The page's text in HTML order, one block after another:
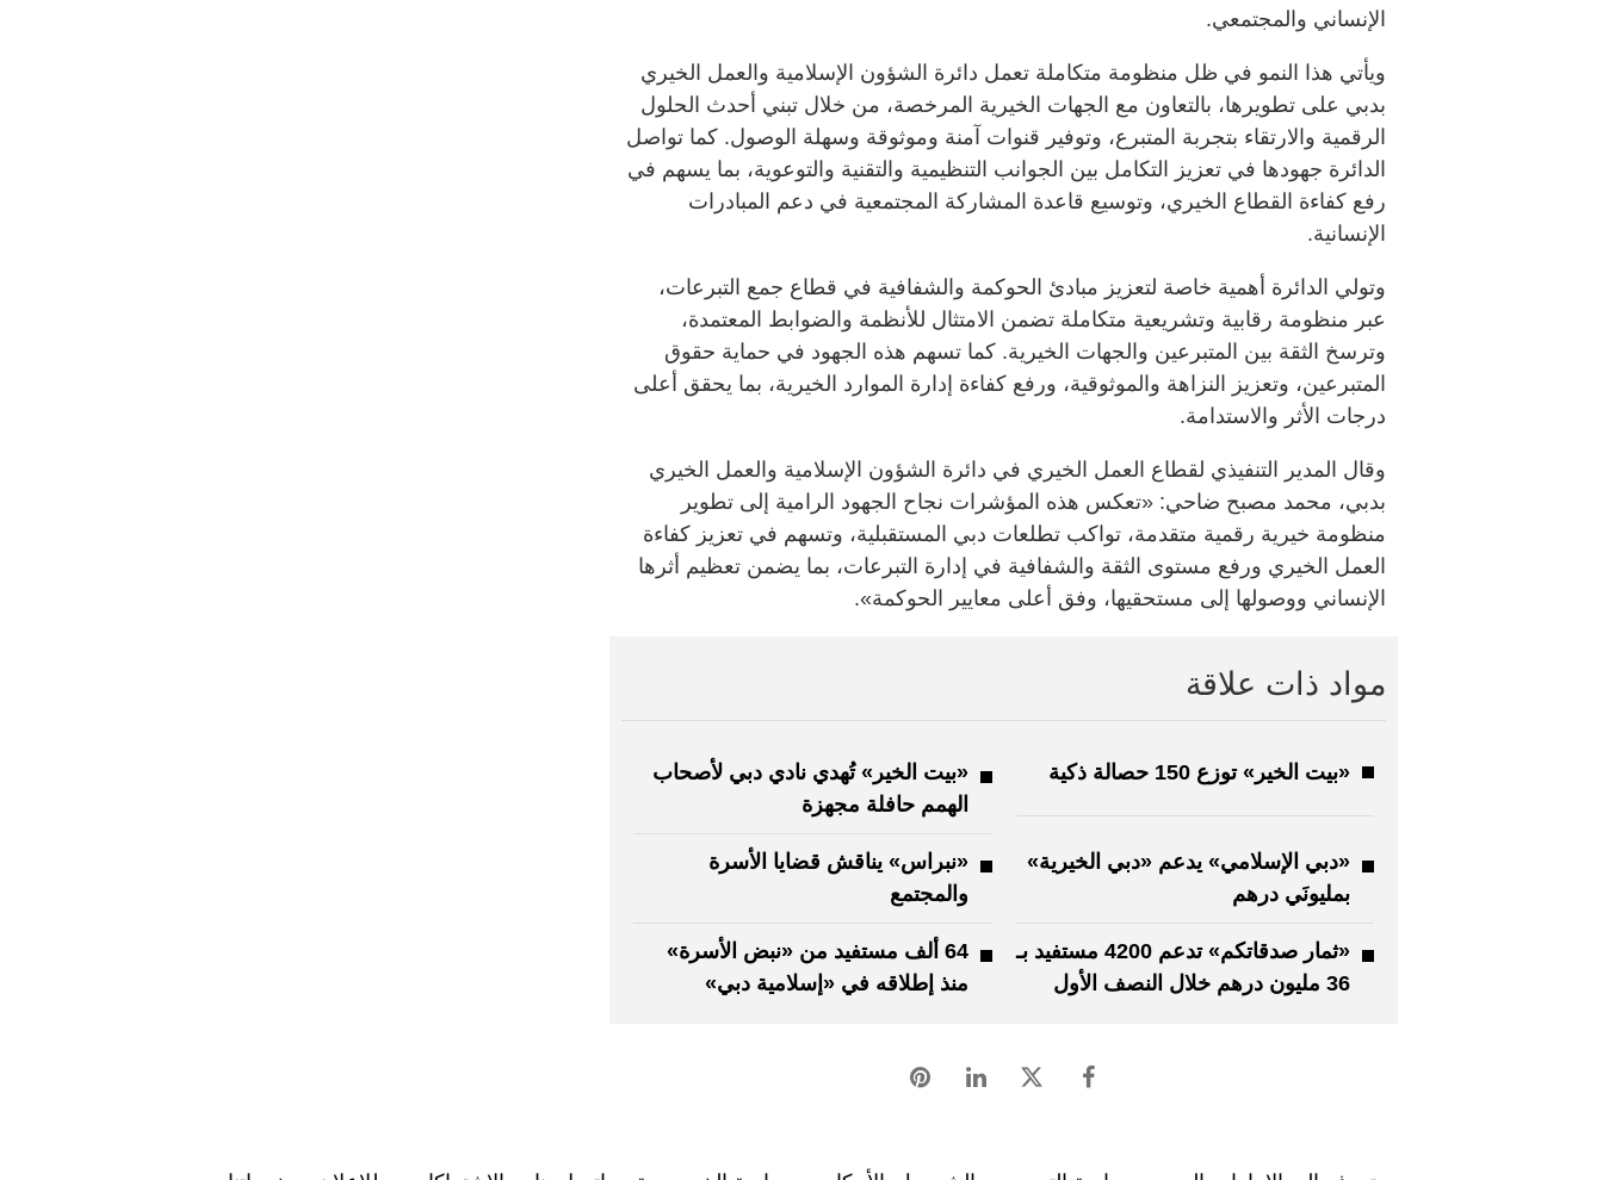
الإنساني والمجتمعي.
ويأتي هذا النمو في ظل منظومة متكاملة تعمل دائرة الشؤون الإسلامية والعمل الخيري
بدبي على تطويرها، بالتعاون مع الجهات الخيرية المرخصة، من خلال تبني أحدث الحلول
الرقمية والارتقاء بتجربة المتبرع، وتوفير قنوات آمنة وموثوقة وسهلة الوصول. كما تواصل
الدائرة جهودها في تعزيز التكامل بين الجوانب التنظيمية والتقنية والتوعوية، بما يسهم في
رفع كفاءة القطاع الخيري، وتوسيع قاعدة المشاركة المجتمعية في دعم المبادرات
الإنسانية.
وتولي الدائرة أهمية خاصة لتعزيز مبادئ الحوكمة والشفافية في قطاع جمع التبرعات،
عبر منظومة رقابية وتشريعية متكاملة تضمن الامتثال للأنظمة والضوابط المعتمدة،
وترسخ الثقة بين المتبرعين والجهات الخيرية. كما تسهم هذه الجهود في حماية حقوق
المتبرعين، وتعزيز النزاهة والموثوقية، ورفع كفاءة إدارة الموارد الخيرية، بما يحقق أعلى
درجات الأثر والاستدامة.
وقال المدير التنفيذي لقطاع العمل الخيري في دائرة الشؤون الإسلامية والعمل الخيري
بدبي، محمد مصبح ضاحي: «تعكس هذه المؤشرات نجاح الجهود الرامية إلى تطوير
منظومة خيرية رقمية متقدمة، تواكب تطلعات دبي المستقبلية، وتسهم في تعزيز كفاءة
العمل الخيري ورفع مستوى الثقة والشفافية في إدارة التبرعات، بما يضمن تعظيم أثرها
الإنساني ووصولها إلى مستحقيها، وفق أعلى معايير الحوكمة».
مواد ذات علاقة
«بيت الخير» توزع 150 حصالة ذكية
«بيت الخير» تُهدي نادي دبي لأصحاب
الهمم حافلة مجهزة
«دبي الإسلامي» يدعم «دبي الخيرية»
بمليونَي درهم
«نبراس» يناقش قضايا الأسرة
والمجتمع
«ثمار صدقاتكم» تدعم 4200 مستفيد بـ
36 مليون درهم خلال النصف الأول
64 ألف مستفيد من «نبض الأسرة»
منذ إطلاقه في «إسلامية دبي»